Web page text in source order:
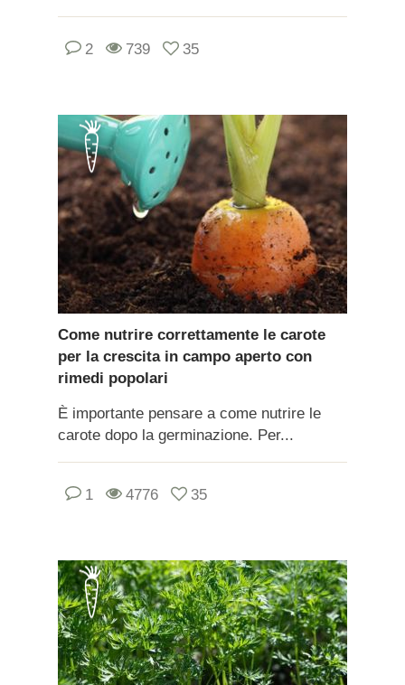
2 739 35
Come nutrire correttamente le carote
per la crescita in campo aperto con
rimedi popolari
È importante pensare a come nutrire le
carote dopo la germinazione. Per...
1 4776 35